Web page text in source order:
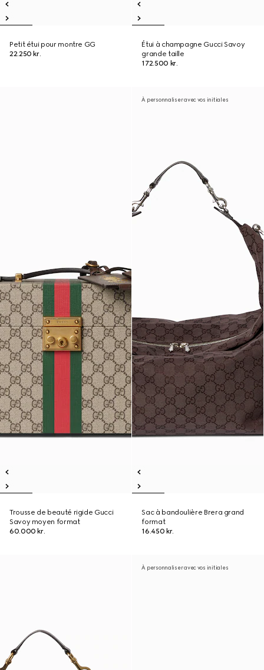
Petit étui pour montre GG
22.250 kr.
Étui à champagne Gucci Savoy
grande taille
172.500 kr.
Trousse de beauté rigide Gucci
Savoy moyen format
60.000 kr.
À personnaliser avec vos initiales
Sac à bandoulière Brera grand
format
16.450 kr.
À personnaliser avec vos initiales